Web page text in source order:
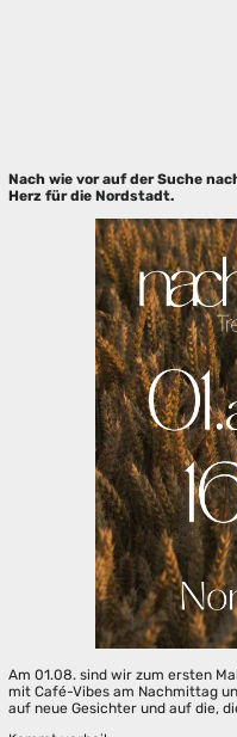
Nach wie vor auf der Suche
Herz für die Nordstadt.
Am 01.08. sind wir zum ersten
mit Café-Vibes am Nachmittag
auf neue Gesichter und auf die,